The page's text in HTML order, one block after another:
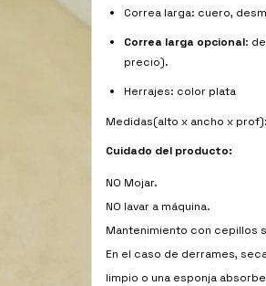
Correa larga: cuero,
Correa larga opcional:
precio).
Herrajes: color plata
Medidas(alto x ancho x
Cuidado del producto:
NO Mojar.
NO lavar a máquina.
Mantenimiento con cepillos
En el caso de derrames,
limpio o una esponja